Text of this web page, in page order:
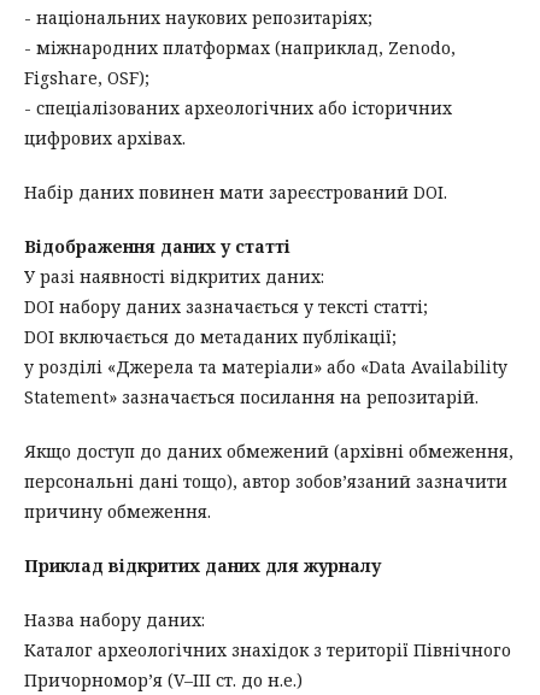
- національних наукових репозитаріях;
- міжнародних платформах (наприклад, Zenodo,
Figshare, OSF);
- спеціалізованих археологічних або історичних
цифрових архівах.
Набір даних повинен мати зареєстрований DOI.
Відображення даних у статті
У разі наявності відкритих даних:
DOI набору даних зазначається у тексті статті;
DOI включається до метаданих публікації;
у розділі «Джерела та матеріали» або «Data Availability
Statement» зазначається посилання на репозитарій.
Якщо доступ до даних обмежений (архівні обмеження,
персональні дані тощо), автор зобов’язаний зазначити
причину обмеження.
Приклад відкритих даних для журналу
Назва набору даних:
Каталог археологічних знахідок з території Північного
Причорномор’я (V–III ст. до н.е.)